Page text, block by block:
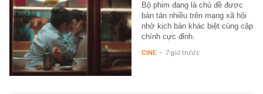
Bộ phim đang là chủ đề được
bàn tán nhiều trên mạng xã hội
nhờ kịch bản khác biệt cùng cặp
chính cực đỉnh.
CINE - 7 giờ trước